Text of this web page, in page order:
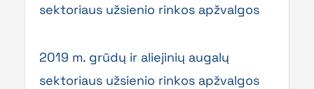
sektoriaus užsienio rinkos apžvalgos
2019 m. grūdų ir aliejinių augalų
sektoriaus užsienio rinkos apžvalgos